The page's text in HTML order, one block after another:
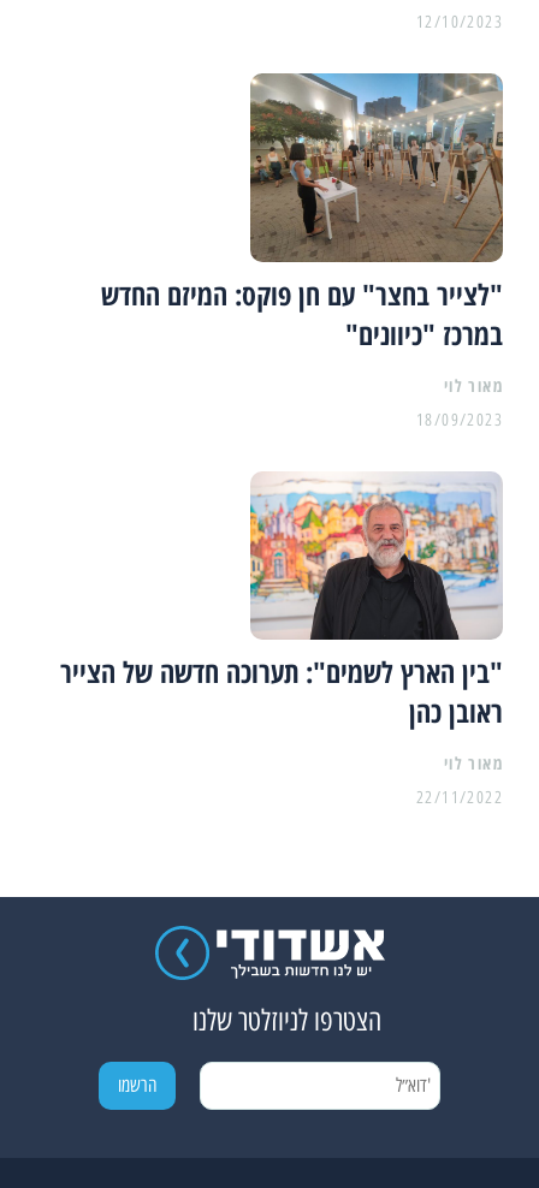
12/10/2023
"לצייר בחצר" עם חן פוקס: המיזם החדש
במרכז "כיוונים"
מאור לוי
18/09/2023
"בין הארץ לשמים": תערוכה חדשה של הצייר
ראובן כהן
מאור לוי
22/11/2022
הצטרפו לניוזלטר שלנו